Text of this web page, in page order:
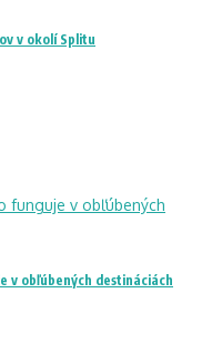
v okolí Splitu
v obľúbených destináciách